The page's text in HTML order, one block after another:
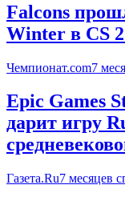
Falcons
Winter в CS
Чемпионат.com7
Epic Games
дарит игру
Газета.Ru7 месяцев